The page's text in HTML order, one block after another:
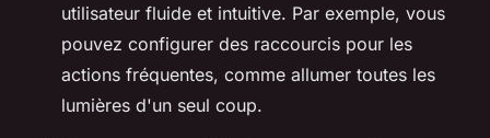
utilisateur fluide et intuitive. Par exemple, vous
pouvez configurer des raccourcis pour les
actions fréquentes, comme allumer toutes les
lumières d'un seul coup.